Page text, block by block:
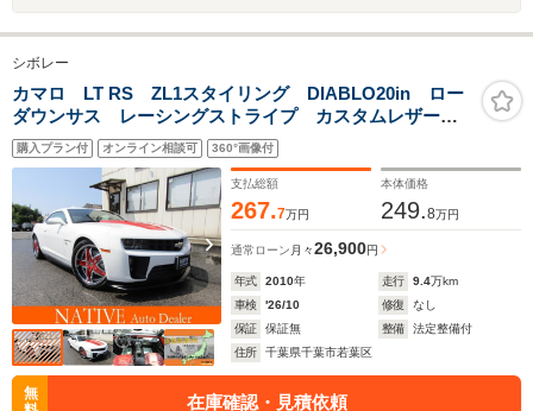
シボレー
カマロ LT RS ZL1スタイリング DIABLO20in ロー
ダウンサス レーシングストライプ カスタムレザーイ
ンテリア HDDナビ地デジ ETC Bカメラ サンルー
フ Borlaデュアルマフラー 走行距離証明書付き
購入プラン付 オンライン相談可 360°画像付
支払総額
267.7万円
本体価格
249.8万円
通常ローン 月々26,900円
年式 2010年 走行 9.4万km
車検
'26/10 修復
なし
保証
保証無 整備
法定整備付
住所
千葉県千葉市若葉区
無
在庫確認・見積依頼